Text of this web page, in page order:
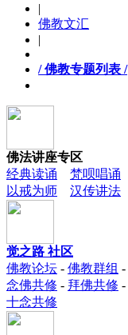
|
佛教文汇
|
/ 佛教专题列表 /
佛法讲座专区
经典读诵
梵呗唱诵
以戒为师
汉传讲法
觉之路 社区
佛教论坛 - 佛教群组 -
念佛共修 - 拜佛共修 -
十念共修